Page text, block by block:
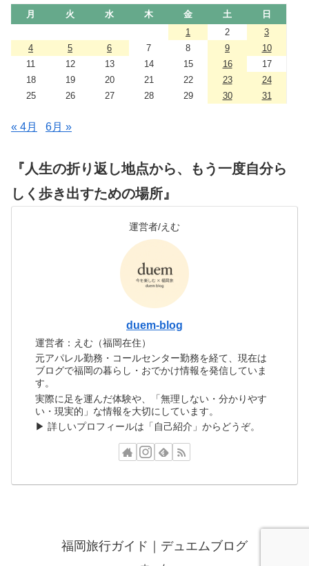
月 火 水 木 金 土
日
1
2
3
4
5 6 7 8 9
10
11
12 13 14 15 16
17
18
19 20 21 22 23
24
25
26 27 28 29 30 31
« 4月 6月 »
『人生の折り返し地点から、もう一度自分ら
しく歩き出すための場所』
運営者/えむ
duem-blog
運営者：えむ（福岡在住）
元アパレル勤務・コールセンター勤務を経て、現在は
ブログで福岡の暮らし・おでかけ情報を発信していま
す。
実際に足を運んだ体験や、「無理しない・分かりやす
い・現実的」な情報を大切にしています。
▶ 詳しいプロフィールは「自己紹介」からどうぞ。
福岡旅行ガイド｜デュエムブログ